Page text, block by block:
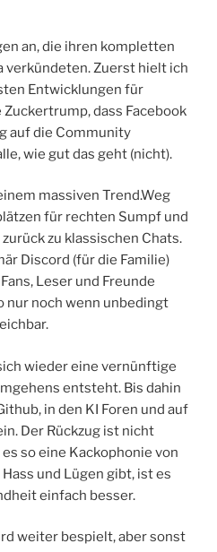
an, die ihren kompletten
verkündeten. Zuerst hielt ich
Entwicklungen für
dass Facebook
auf die Community
wie gut das geht (nicht).
massiven Trend.Weg
für rechten Sumpf und
zu klassischen Chats.
Discord (für die Familie)
Leser und Freunde
nur noch wenn unbedingt
wieder eine vernünftige
entsteht. Bis dahin
in den KI Foren und auf
Der Rückzug ist nicht
so eine Kackophonie von
und Lügen gibt, ist es
einfach besser.
weiter bespielt, aber sonst